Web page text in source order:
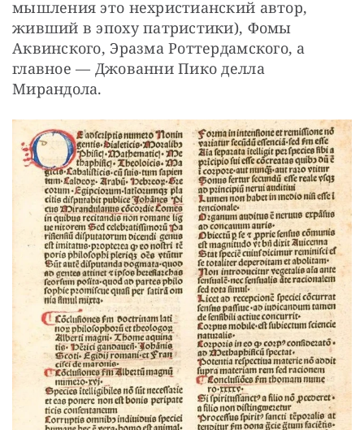
мышления это нехристианский автор,
живший в эпоху патристики), Фомы
Аквинского, Эразма Роттердамского, а
главное — Джованни Пико делла
Мирандола.